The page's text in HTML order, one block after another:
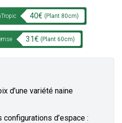
40€ (Plant 80cm)
31€ (Plant 60cm)
d’une variété naine
configurations d’espace :